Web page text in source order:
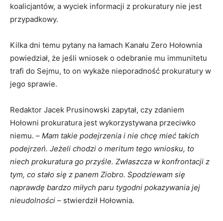
koalicjantów, a wyciek informacji z prokuratury nie jest
przypadkowy.
Kilka dni temu pytany na łamach Kanału Zero Hołownia
powiedział, że jeśli wniosek o odebranie mu immunitetu
trafi do Sejmu, to on wykaże nieporadność prokuratury w
jego sprawie.
Redaktor Jacek Prusinowski zapytał, czy zdaniem
Hołowni prokuratura jest wykorzystywana przeciwko
niemu. – Mam takie podejrzenia i nie chcę mieć takich
podejrzeń. Jeżeli chodzi o meritum tego wniosku, to
niech prokuratura go przyśle. Zwłaszcza w konfrontacji z
tym, co stało się z panem Ziobro. Spodziewam się
naprawdę bardzo miłych paru tygodni pokazywania jej
nieudolności – stwierdził Hołownia.